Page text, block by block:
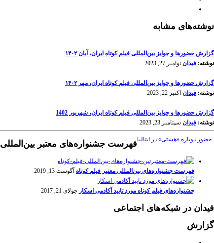
نوشته‌های مشابه
گزارش حضورها و جوایز بین‌المللی فیلم کوتاه ایران، آبان ۱۴۰۲
نوشته: فیدان نوامبر 27, 2023
گزارش حضورها و جوایز بین‌المللی فیلم کوتاه ایران، مهر ۱۴۰۲
نوشته: فیدان اکتبر 22, 2023
گزارش حضورها و جوایز بین‌المللی فیلم کوتاه ایران، شهریور 1402
نوشته: فیدان سپتامبر 23, 2023
حضور دوباره «هستی» در ایتالیافهرست جشنواره‌های معتبر بین‌المللی
فهرست جشنواره‌های بین‌المللی معتبر فیلم کوتاه آگوست 13, 2019
جشنواره‌های فیلم کوتاه مورد تایید آکادمی اسکار جولای 21, 2017
فیدان در شبکه‌های اجتماعی
گزارش